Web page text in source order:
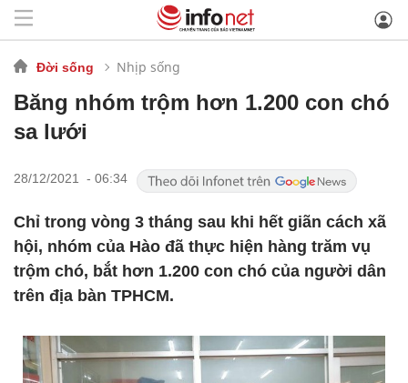
Đời sống Nhịp sống
Băng nhóm trộm hơn 1.200 con chó
sa lưới
28/12/2021 - 06:34
Chỉ trong vòng 3 tháng sau khi hết giãn cách xã
hội, nhóm của Hào đã thực hiện hàng trăm vụ
trộm chó, bắt hơn 1.200 con chó của người dân
trên địa bàn TPHCM.